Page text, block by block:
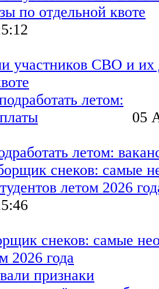
участников СВО и их
05
летом:
снеков: самые
2026 года